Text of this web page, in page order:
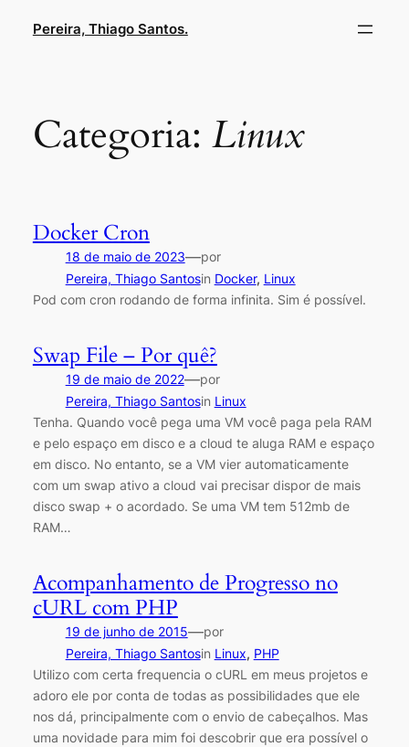
Pereira, Thiago Santos.
Categoria: Linux
Docker Cron
18 de maio de 2023—por
Pereira, Thiago Santosin Docker, Linux
Pod com cron rodando de forma infinita. Sim é possível.
Swap File – Por quê?
19 de maio de 2022—por
Pereira, Thiago Santosin Linux
Tenha. Quando você pega uma VM você paga pela RAM
e pelo espaço em disco e a cloud te aluga RAM e espaço
em disco. No entanto, se a VM vier automaticamente
com um swap ativo a cloud vai precisar dispor de mais
disco swap + o acordado. Se uma VM tem 512mb de
RAM…
Acompanhamento de Progresso no
cURL com PHP
19 de junho de 2015—por
Pereira, Thiago Santosin Linux, PHP
Utilizo com certa frequencia o cURL em meus projetos e
adoro ele por conta de todas as possibilidades que ele
nos dá, principalmente com o envio de cabeçalhos. Mas
uma novidade para mim foi descobrir que era possível o